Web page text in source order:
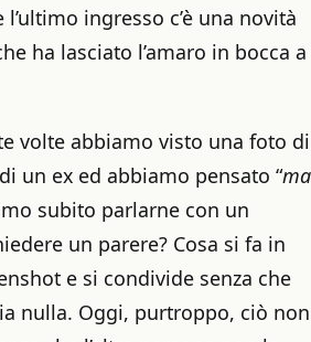
ingresso c’è una novità
ha lasciato l’amaro in bocca a
volte abbiamo visto una foto di
un ex ed abbiamo pensato “ma
subito parlarne con un
un parere? Cosa si fa in
e si condivide senza che
nulla. Oggi, purtroppo, ciò non